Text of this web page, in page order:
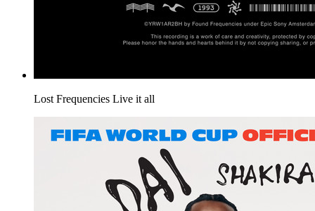
Lost Frequencies Live it all